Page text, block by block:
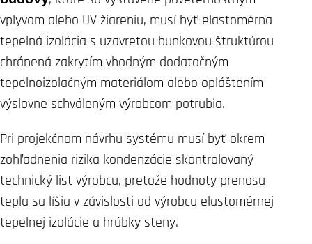
vplyvom alebo UV žiareniu, musí byť elastomérna
tepelná izolácia s uzavretou bunkovou štruktúrou
chránená zakrytím vhodným dodatočným
tepelnoizolačným materiálom alebo opláštením
výslovne schváleným výrobcom potrubia.
Pri projekčnom návrhu systému musí byť okrem
zohľadnenia rizika kondenzácie skontrolovaný
technický list výrobcu, pretože hodnoty prenosu
tepla sa líšia v závislosti od výrobcu elastomérnej
tepelnej izolácie a hrúbky steny.